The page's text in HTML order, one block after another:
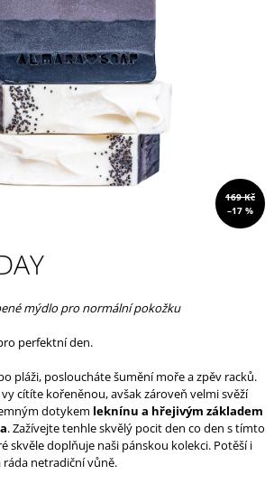
169 Kč
–17 %
mýdlo pro normální pokožku
perfektní den.
pláži, posloucháte šumění moře a zpěv racků.
cítíte kořeněnou, avšak zároveň velmi svěží
dotykem leknínu a hřejivým základem
. Zažívejte tenhle skvělý pocit den co den s tímto
skvěle doplňuje naši pánskou kolekci. Potěší i
netradiční vůně.